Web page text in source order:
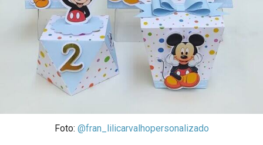
Foto: @fran_lilicarvalhopersonalizado